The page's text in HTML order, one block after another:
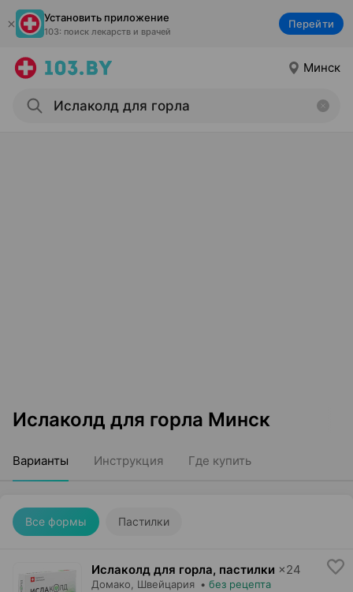
Установить приложение
103: поиск лекарств и врачей
Перейти
Минск
Ислаколд для горла Минск
Варианты Инструкция Где купить
Все формы Пастилки
Ислаколд для горла, пастилки ×24
Домако , Швейцария • без рецепта